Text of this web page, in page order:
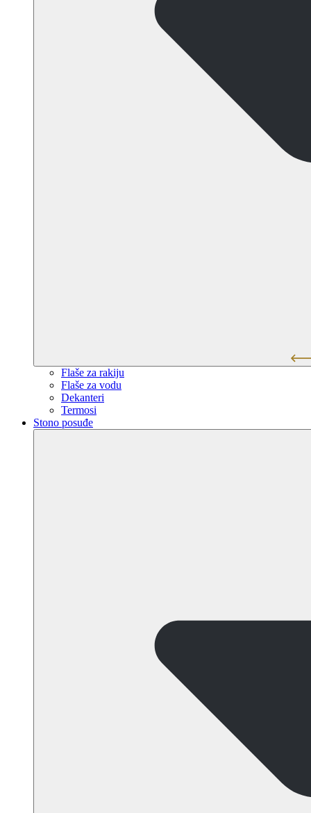
Flaše za rakiju
Flaše za vodu
Dekanteri
Termosi
Stono posuđe